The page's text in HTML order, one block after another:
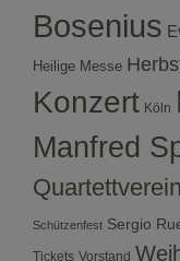
Bosenius
Heilige Messe
Konzert Köln
Manfred
Quartettverein
Schützenfest Sergio
Tickets Vorstand